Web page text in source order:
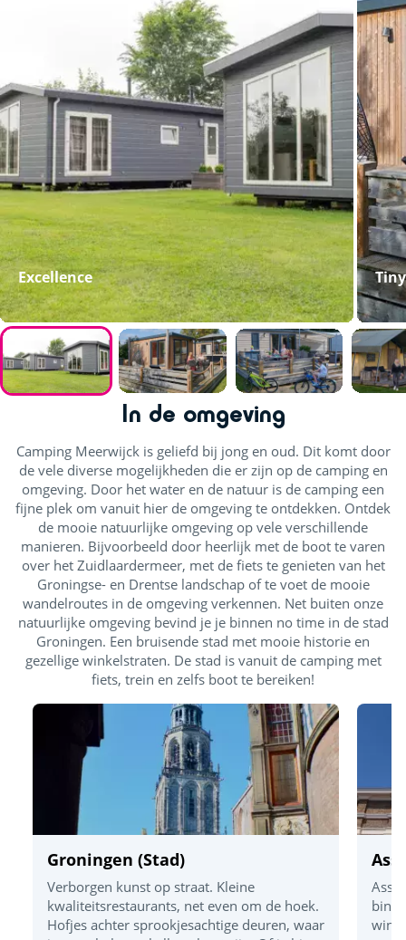
Excellence
In de omgeving
Camping Meerwijck is geliefd bij jong en oud. Dit komt door
de vele diverse mogelijkheden die er zijn op de camping en
omgeving. Door het water en de natuur is de camping een
fijne plek om vanuit hier de omgeving te ontdekken. Ontdek
de mooie natuurlijke omgeving op vele verschillende
manieren. Bijvoorbeeld door heerlijk met de boot te varen
over het Zuidlaardermeer, met de fiets te genieten van het
Groningse- en Drentse landschap of te voet de mooie
wandelroutes in de omgeving verkennen. Net buiten onze
natuurlijke omgeving bevind je je binnen no time in de stad
Groningen. Een bruisende stad met mooie historie en
gezellige winkelstraten. De stad is vanuit de camping met
fiets, trein en zelfs boot te bereiken!
Groningen (Stad)
Verborgen kunst op straat. Kleine
kwaliteitsrestaurants, net even om de hoek.
Hofjes achter sprookjesachtige deuren, waar